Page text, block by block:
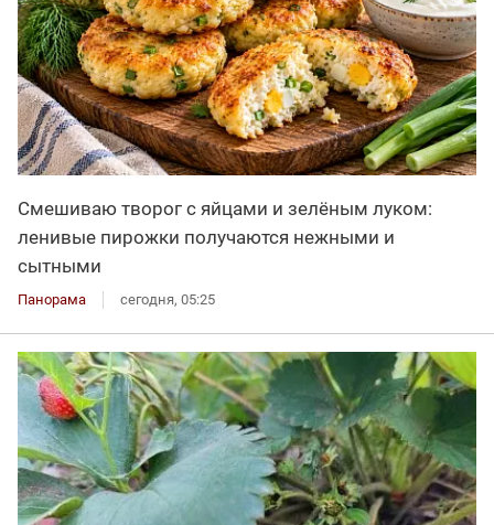
Смешиваю творог с яйцами и зелёным луком:
ленивые пирожки получаются нежными и
сытными
Панорама сегодня, 05:25